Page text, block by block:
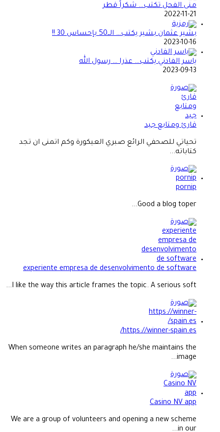
منى الفحل تكتب… شكراً قطر
2022-11-21
بشير عثمان بشير يكتب… الــ50 بإحساس 30 !!
2023-10-16
ياسر الفادني يكتب… عذرا … رسول الله
2023-09-13
قارئ ومتابع جيد
تحياتي للصحفي الرائع صبري العيكورة وكم اتمنى ان تجد
كتاباته...
pornip
Good a blog toper...
experiente empresa de desenvolvimento de software
I like the way this article frames the topic. A serious soft...
https://winner-spain.es/
When someone writes an paragraph he/she maintains the
image...
Casino NV app
We are a group of volunteers and opening a new scheme
in our...